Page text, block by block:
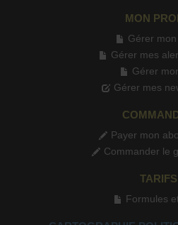
MON
Gérer
Gérer mes
Gérer
Gérer mes
Payer mon
Commander le
TARIFS
Formules